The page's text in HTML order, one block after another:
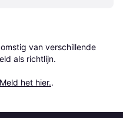
van verschillende
als richtlijn.
Meld het hier..